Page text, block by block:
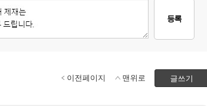
등록
글쓰기
이전페이지 맨위로